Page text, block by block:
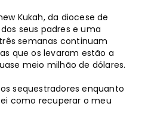
Kukah, da diocese de
seus padres e uma
semanas continuam
que os levaram estão a
meio milhão de dólares.
sequestradores enquanto
como recuperar o meu